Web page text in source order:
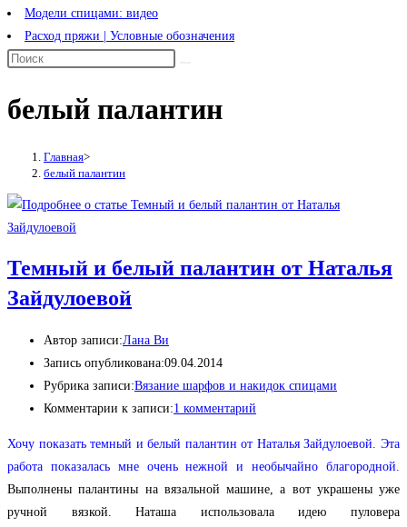
Модели спицами: видео
Расход пряжи | Условные обозначения
белый палантин
Главная>
белый палантин
Темный и белый палантин от Hаталья
Зайдулоевой
Автор записи:Лана Ви
Запись опубликована:09.04.2014
Рубрика записи:Вязание шарфов и накидок спицами
Комментарии к записи:1 комментарий
Хочу показать темный и белый палантин от Hаталья Зайдулоевой. Эта
работа показалась мне очень нежной и необычайно благородной.
Выполнены палантины на вязальной машине, а вот украшены уже
ручной вязкой. Наташа использовала идею пуловера